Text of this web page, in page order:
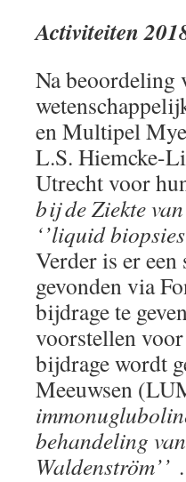
Activiteiten
Na beoordeling
en Multipel
L.S. Hiemcke-
Utrecht voor
bij de Ziekte
‘’liquid
Verder is er
gevonden via
bijdrage te
voorstellen
bijdrage wordt
Meeuwsen
behandeling
Waldenström’’ .